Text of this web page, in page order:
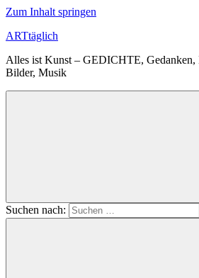
Zum Inhalt springen
ARTtäglich
Alles ist Kunst – GEDICHTE, Gedanken,
Bilder, Musik
Suchen nach: